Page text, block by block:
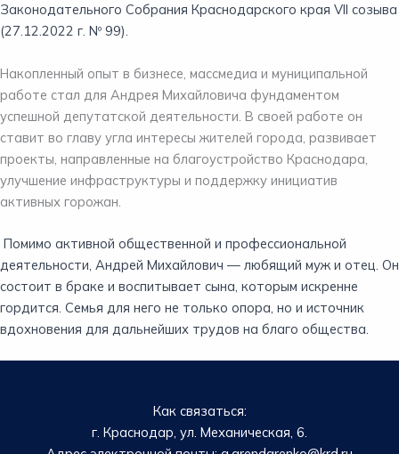
Законодательного Собрания Краснодарского края VII созыва
(27.12.2022 г. Nº 99).
Накопленный опыт в бизнесе, массмедиа и муниципальной
работе стал для Андрея Михайловича фундаментом
успешной депутатской деятельности. В своей работе он
ставит во главу угла интересы жителей города, развивает
проекты, направленные на благоустройство Краснодара,
улучшение инфраструктуры и поддержку инициатив
активных горожан.
Помимо активной общественной и профессиональной
деятельности, Андрей Михайлович — любящий муж и отец. Он
состоит в браке и воспитывает сына, которым искренне
гордится. Семья для него не только опора, но и источник
вдохновения для дальнейших трудов на благо общества.
Как связаться:
г. Краснодар, ул. Механическая, 6.